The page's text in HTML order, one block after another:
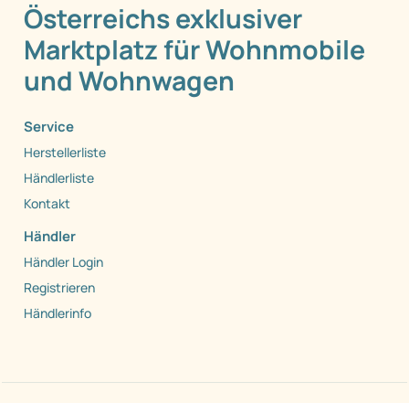
Österreichs exklusiver
Marktplatz für Wohnmobile
und Wohnwagen
Service
Herstellerliste
Händlerliste
Kontakt
Händler
Händler Login
Registrieren
Händlerinfo